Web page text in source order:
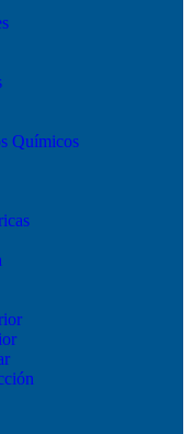
Químicos